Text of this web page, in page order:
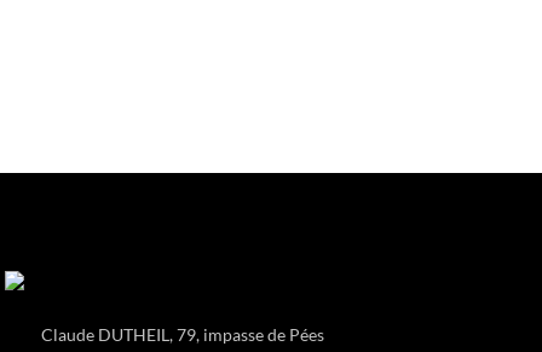
Claude DUTHEIL, 79, impasse de Pées